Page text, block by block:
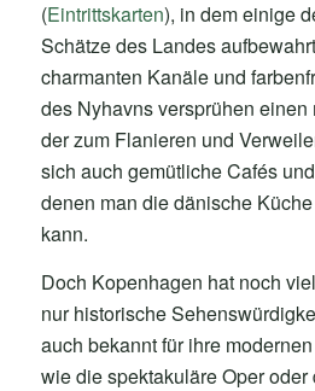
(Eintrittskarten), in dem einige
Schätze des Landes
charmanten Kanäle und
des Nyhavns versprühen
der zum Flanieren und
sich auch gemütliche Cafés
denen man die dänische
kann.
Doch Kopenhagen hat noch
nur historische
auch bekannt für ihre
wie die spektakuläre Oper oder